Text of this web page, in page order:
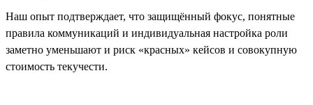
Наш опыт подтверждает, что защищённый фокус, понятные
правила коммуникаций и индивидуальная настройка роли
заметно уменьшают и риск «красных» кейсов и совокупную
стоимость текучести.